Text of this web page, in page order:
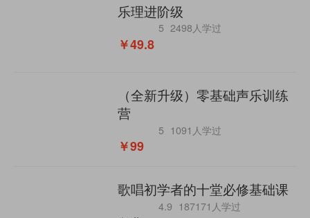
乐理进阶级
5 2498人学过
￥49.8
（全新升级）零基础声乐训练
营
5 1091人学过
￥99
歌唱初学者的十堂必修基础课
4.9 187171人学过